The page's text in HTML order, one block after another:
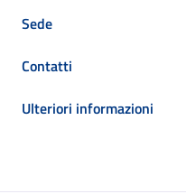
Sede
Contatti
Ulteriori informazioni